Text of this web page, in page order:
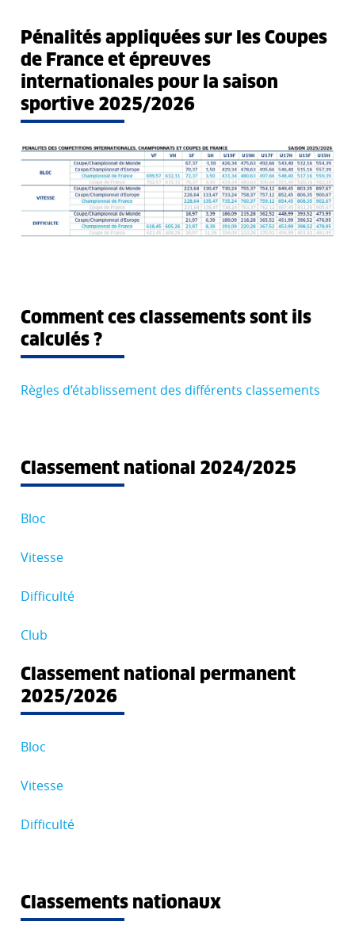
Pénalités appliquées sur les Coupes
de France et épreuves
internationales pour la saison
sportive 2025/2026
Comment ces classements sont ils
calculés ?
Règles d’établissement des différents classements
Classement national 2024/2025
Bloc
Vitesse
Difficulté
Club
Classement national permanent
2025/2026
Bloc
Vitesse
Difficulté
Classements nationaux